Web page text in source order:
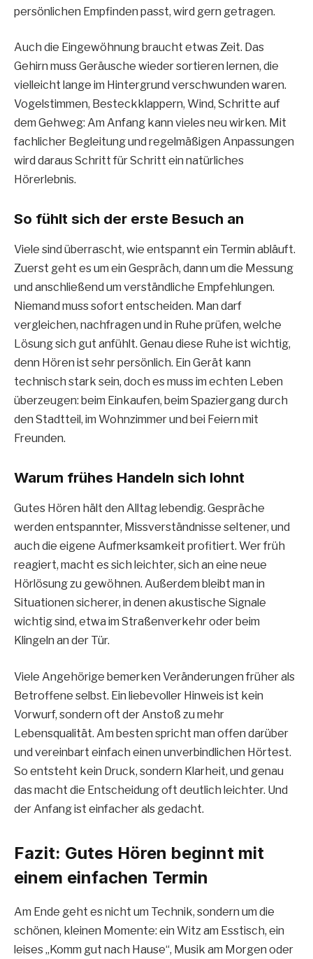
persönlichen Empfinden passt, wird gern getragen.
Auch die Eingewöhnung braucht etwas Zeit. Das
Gehirn muss Geräusche wieder sortieren lernen, die
vielleicht lange im Hintergrund verschwunden waren.
Vogelstimmen, Besteckklappern, Wind, Schritte auf
dem Gehweg: Am Anfang kann vieles neu wirken. Mit
fachlicher Begleitung und regelmäßigen Anpassungen
wird daraus Schritt für Schritt ein natürliches
Hörerlebnis.
So fühlt sich der erste Besuch an
Viele sind überrascht, wie entspannt ein Termin abläuft.
Zuerst geht es um ein Gespräch, dann um die Messung
und anschließend um verständliche Empfehlungen.
Niemand muss sofort entscheiden. Man darf
vergleichen, nachfragen und in Ruhe prüfen, welche
Lösung sich gut anfühlt. Genau diese Ruhe ist wichtig,
denn Hören ist sehr persönlich. Ein Gerät kann
technisch stark sein, doch es muss im echten Leben
überzeugen: beim Einkaufen, beim Spaziergang durch
den Stadtteil, im Wohnzimmer und bei Feiern mit
Freunden.
Warum frühes Handeln sich lohnt
Gutes Hören hält den Alltag lebendig. Gespräche
werden entspannter, Missverständnisse seltener, und
auch die eigene Aufmerksamkeit profitiert. Wer früh
reagiert, macht es sich leichter, sich an eine neue
Hörlösung zu gewöhnen. Außerdem bleibt man in
Situationen sicherer, in denen akustische Signale
wichtig sind, etwa im Straßenverkehr oder beim
Klingeln an der Tür.
Viele Angehörige bemerken Veränderungen früher als
Betroffene selbst. Ein liebevoller Hinweis ist kein
Vorwurf, sondern oft der Anstoß zu mehr
Lebensqualität. Am besten spricht man offen darüber
und vereinbart einfach einen unverbindlichen Hörtest.
So entsteht kein Druck, sondern Klarheit, und genau
das macht die Entscheidung oft deutlich leichter. Und
der Anfang ist einfacher als gedacht.
Fazit: Gutes Hören beginnt mit
einem einfachen Termin
Am Ende geht es nicht um Technik, sondern um die
schönen, kleinen Momente: ein Witz am Esstisch, ein
leises „Komm gut nach Hause“, Musik am Morgen oder